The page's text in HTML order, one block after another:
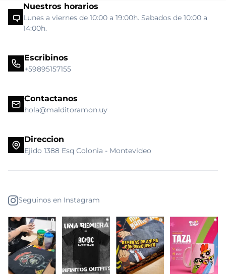
Nuestros horarios
Lunes a viernes de 10:00 a 19:00h. Sabados de 10:00 a
14:00h.
Escribinos
+59895157155
Contactanos
hola@malditoramon.uy
Direccion
Ejido 1388 Esq Colonia - Montevideo
Seguinos en Instagram